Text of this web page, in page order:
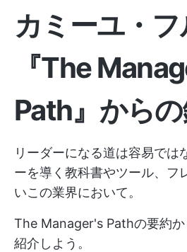
カミーユ・
『The
Path』から
リーダーになる道は容易では
ーを導く教科書やツール、フ
いこの業界において。
The Manager's Pathの要約か
紹介しよう。